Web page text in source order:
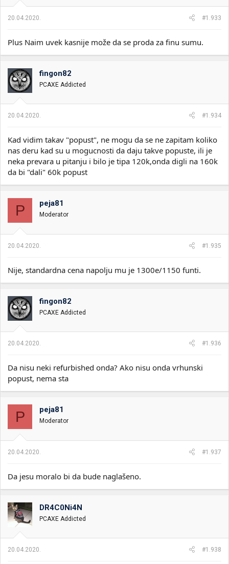
:
20.04.2020. #1.933
Plus Naim uvek kasnije može da se proda za finu sumu.
fingon82
PCAXE Addicted
20.04.2020. #1.934
Kad vidim takav "popust", ne mogu da se ne zapitam koliko
nas deru kad su u mogucnosti da daju takve popuste, ili je
neka prevara u pitanju i bilo je tipa 120k,onda digli na 160k
da bi "dali" 60k popust
P peja81
Moderator
20.04.2020. #1.935
Nije, standardna cena napolju mu je 1300e/1150 funti.
fingon82
PCAXE Addicted
20.04.2020. #1.936
Da nisu neki refurbished onda? Ako nisu onda vrhunski
popust, nema sta
P peja81
Moderator
20.04.2020. #1.937
Da jesu moralo bi da bude naglašeno.
DR4C0Ni4N
PCAXE Addicted
20.04.2020. #1.938